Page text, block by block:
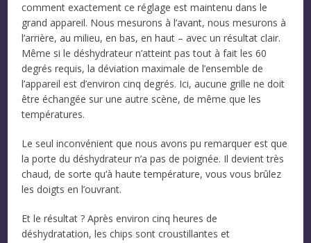
comment exactement ce réglage est maintenu dans le
grand appareil. Nous mesurons à l’avant, nous mesurons à
l’arrière, au milieu, en bas, en haut – avec un résultat clair.
Même si le déshydrateur n’atteint pas tout à fait les 60
degrés requis, la déviation maximale de l’ensemble de
l’appareil est d’environ cinq degrés. Ici, aucune grille ne doit
être échangée sur une autre scène, de même que les
températures.
Le seul inconvénient que nous avons pu remarquer est que
la porte du déshydrateur n’a pas de poignée. Il devient très
chaud, de sorte qu’à haute température, vous vous brûlez
les doigts en l’ouvrant.
Et le résultat ? Après environ cinq heures de
déshydratation, les chips sont croustillantes et